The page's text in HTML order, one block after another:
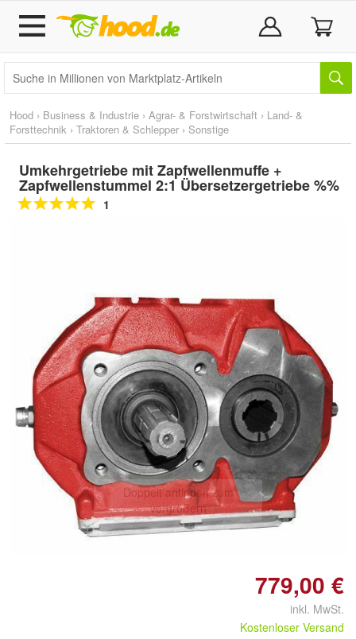
Hood › Business & Industrie › Agrar- & Forstwirtschaft › Land- &
Forsttechnik › Traktoren & Schlepper › Sonstige
Umkehrgetriebe mit Zapfwellenmuffe +
Zapfwellenstummel 2:1 Übersetzergetriebe %%
1
Doppelt antippen zum
vergrößern
779,00 €
inkl. MwSt.
Kostenloser Versand